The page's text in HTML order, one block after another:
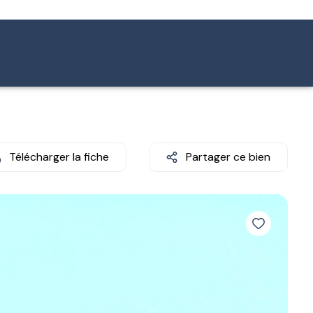
Télécharger la fiche Partager ce bien